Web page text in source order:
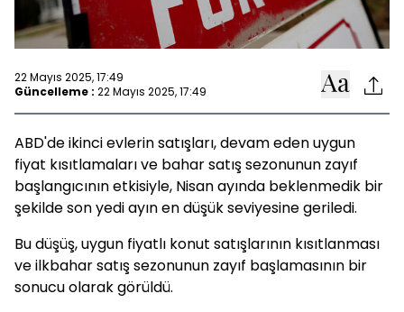
22 Mayıs 2025, 17:49
Güncelleme : 22 Mayıs 2025, 17:49
ABD'de ikinci evlerin satışları, devam eden uygun
fiyat kısıtlamaları ve bahar satış sezonunun zayıf
başlangıcının etkisiyle, Nisan ayında beklenmedik bir
şekilde son yedi ayın en düşük seviyesine geriledi.
Bu düşüş, uygun fiyatlı konut satışlarının kısıtlanması
ve ilkbahar satış sezonunun zayıf başlamasının bir
sonucu olarak görüldü.